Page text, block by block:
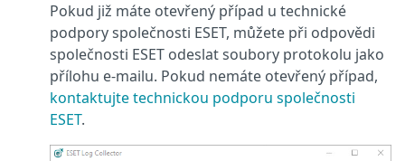
Pokud již máte otevřený případ u technické
podpory společnosti ESET, můžete při odpovědi
společnosti ESET odeslat soubory protokolu jako
přílohu e-mailu. Pokud nemáte otevřený případ,
kontaktujte technickou podporu společnosti
ESET.